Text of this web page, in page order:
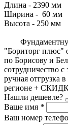
Длина - 2390 мм
Ширина - 60 мм
Высота - 250 мм
Фундаментную
"Бориторг плюс"
по Борисову и
сотрудничество
ручная отгрузка
регионе +
Нашли дешевле?
Ваше имя *
Ваш номер